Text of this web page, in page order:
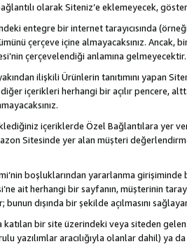
olarak Siteniz’e eklemeyecek,
entegre bir internet tarayıcısında
çerçeve içine almayacaksınız. Ancak,
çerçevelendiği anlamına gelmeyecektir.
ilişkili Ürünlerin tanıtımını yapan
diğer içerikleri herhangi bir açılır pencere,
içeriklerde Özel Bağlantılara yer
Sitesinde yer alan müşteri
boşluklarından yararlanma
ait herhangi bir sayfanın, müşterinin
dışında bir şekilde açılmasını
katılan bir site üzerindeki veya siteden
yazılımlar aracılığıyla olanlar dahil) ya